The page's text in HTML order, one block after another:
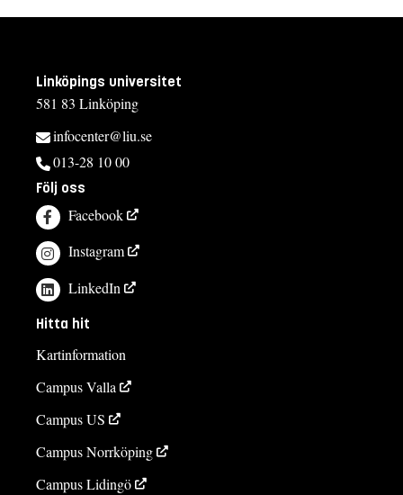
Linköpings universitet
581 83 Linköping
infocenter@liu.se
013-28 10 00
Följ oss
Facebook
Instagram
LinkedIn
Hitta hit
Kartinformation
Campus Valla
Campus US
Campus Norrköping
Campus Lidingö